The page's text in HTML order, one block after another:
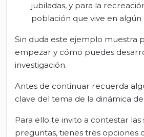
jubiladas, y para la
población que vive en
Sin duda este ejemplo muestra
empezar y cómo puedes
investigación.
Antes de continuar recuerda
clave del tema de la dinámica
Para ello te invito a contestar las
preguntas, tienes tres opciones